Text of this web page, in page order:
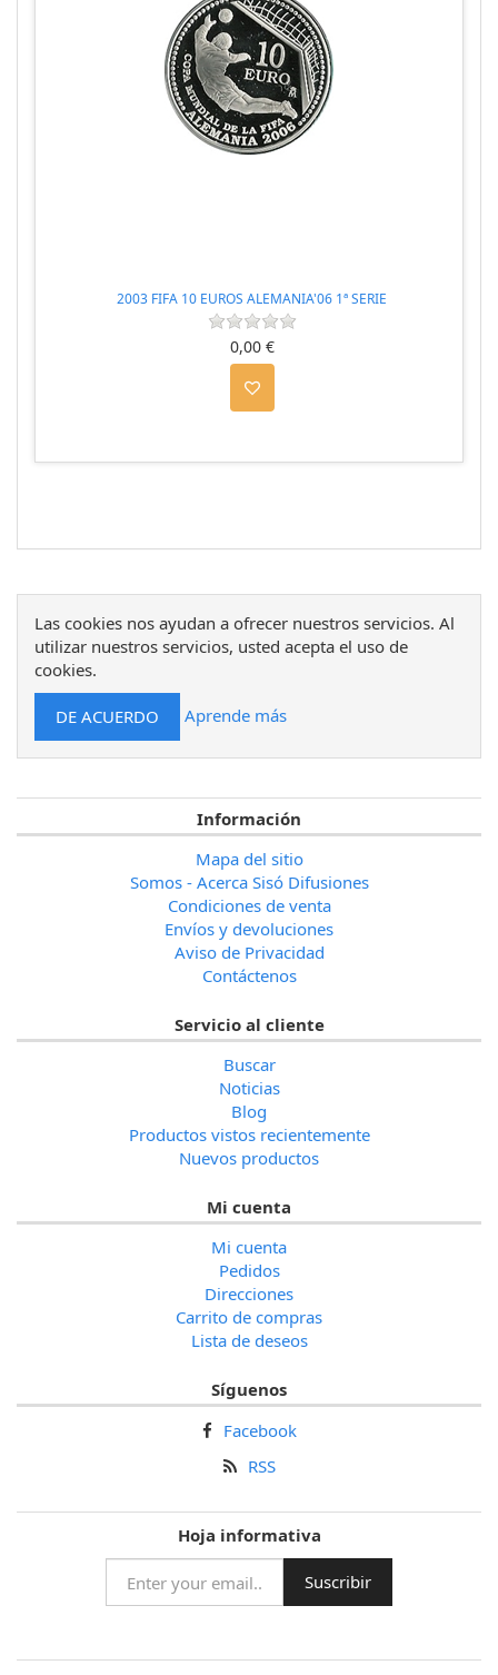
2003 FIFA 10 EUROS ALEMANIA'06 1ª SERIE
0,00 €
Las cookies nos ayudan a ofrecer nuestros servicios. Al
utilizar nuestros servicios, usted acepta el uso de
cookies.
Aprende más
Información
Mapa del sitio
Somos - Acerca Sisó Difusiones
Condiciones de venta
Envíos y devoluciones
Aviso de Privacidad
Contáctenos
Servicio al cliente
Buscar
Noticias
Blog
Productos vistos recientemente
Nuevos productos
Mi cuenta
Mi cuenta
Pedidos
Direcciones
Carrito de compras
Lista de deseos
Síguenos
Facebook
RSS
Hoja informativa